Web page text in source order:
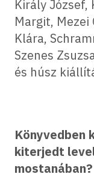
Király József,
Margit, Mezei
Klára,
Szenes
és húsz
Könyvedben
kiterjedt
mostanában?